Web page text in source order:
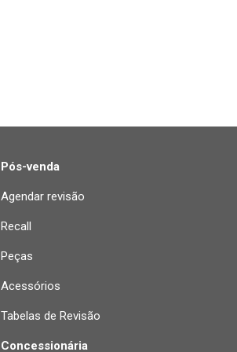
Pós-venda
Agendar revisão
Recall
Peças
Acessórios
Tabelas de Revisão
Concessionária